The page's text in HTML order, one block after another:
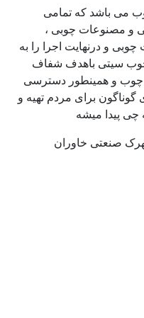
باشد که تمامی
مصنوعات چوبی ،
و درنهایت اجرا را به
سیتی باهدف شفاف
و همینطور دسترسی
برای مردم تهیه و
پیدا میشه
صنعتی خاوران